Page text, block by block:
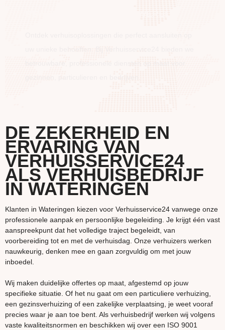
DE ZEKERHEID EN
ERVARING VAN
VERHUISSERVICE24
ALS VERHUISBEDRIJF
IN WATERINGEN
Klanten in Wateringen kiezen voor Verhuisservice24 vanwege onze
professionele aanpak en persoonlijke begeleiding. Je krijgt één vast
aanspreekpunt dat het volledige traject begeleidt, van
voorbereiding tot en met de verhuisdag. Onze verhuizers werken
nauwkeurig, denken mee en gaan zorgvuldig om met jouw
inboedel.
Wij maken duidelijke offertes op maat, afgestemd op jouw
specifieke situatie. Of het nu gaat om een particuliere verhuizing,
een gezinsverhuizing of een zakelijke verplaatsing, je weet vooraf
precies waar je aan toe bent. Als verhuisbedrijf werken wij volgens
vaste kwaliteitsnormen en beschikken wij over een ISO 9001